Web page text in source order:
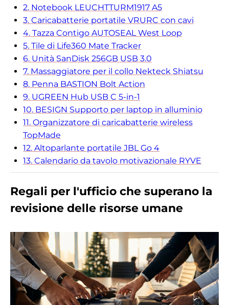
2. Notebook LEUCHTTURM1917 A5
3. Caricabatterie portatile VRURC con cavi
4. Tazza Contigo AUTOSEAL West Loop
5. Tile di Life360 Mate Tracker
6. Unità SanDisk 256GB USB 3.0
7. Massaggiatore per il collo Nekteck Shiatsu
8. Penna BASTION Bolt Action
9. UGREEN Hub USB C 5-in-1
10. BESIGN Supporto per laptop in alluminio
11. Organizzatore di caricabatterie wireless
TopMade
12. Altoparlante portatile JBL Go 4
13. Calendario da tavolo motivazionale RYVE
Regali per l'ufficio che superano la
revisione delle risorse umane